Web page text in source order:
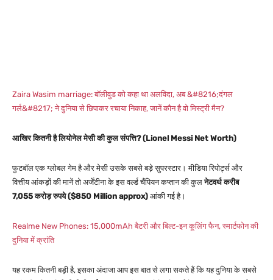
Zaira Wasim marriage: बॉलीवुड को कहा था अलविदा, अब &#8216;दंगल
गर्ल&#8217; ने दुनिया से छिपाकर रचाया निकाह, जानें कौन है वो मिस्ट्री मैन?
आखिर कितनी है लियोनेल मेसी की कुल संपत्ति? (Lionel Messi Net Worth)
फुटबॉल एक ग्लोबल गेम है और मेसी उसके सबसे बड़े सुपरस्टार। मीडिया रिपोर्ट्स और
वित्तीय आंकड़ों की मानें तो अर्जेंटीना के इस वर्ल्ड चैंपियन कप्तान की कुलनेटवर्थ करीब
7,055 करोड़ रुपये ($850 Million approx) आंकी गई है।
Realme New Phones: 15,000mAh बैटरी और बिल्ट-इन कूलिंग फैन, स्मार्टफोन की
दुनिया में क्रांति
यह रकम कितनी बड़ी है, इसका अंदाजा आप इस बात से लगा सकते हैं कि यह दुनिया के सबसे